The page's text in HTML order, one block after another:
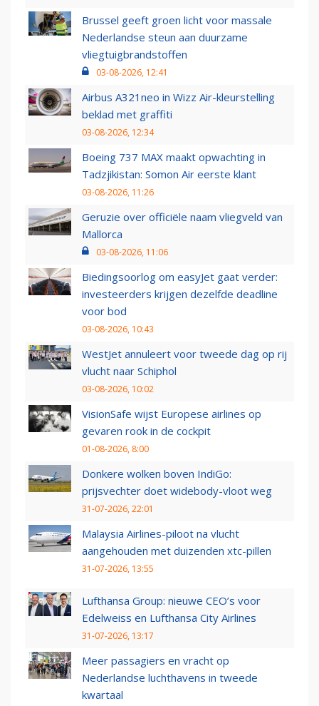
Brussel geeft groen licht voor massale
Nederlandse steun aan duurzame
vliegtuigbrandstoffen
03-08-2026, 12:41
Airbus A321neo in Wizz Air-kleurstelling
beklad met graffiti
03-08-2026, 12:34
Boeing 737 MAX maakt opwachting in
Tadzjikistan: Somon Air eerste klant
03-08-2026, 11:26
Geruzie over officiële naam vliegveld van
Mallorca
03-08-2026, 11:06
Biedingsoorlog om easyJet gaat verder:
investeerders krijgen dezelfde deadline
voor bod
03-08-2026, 10:43
WestJet annuleert voor tweede dag op rij
vlucht naar Schiphol
03-08-2026, 10:02
VisionSafe wijst Europese airlines op
gevaren rook in de cockpit
01-08-2026, 8:00
Donkere wolken boven IndiGo:
prijsvechter doet widebody-vloot weg
31-07-2026, 22:01
Malaysia Airlines-piloot na vlucht
aangehouden met duizenden xtc-pillen
31-07-2026, 13:55
Lufthansa Group: nieuwe CEO’s voor
Edelweiss en Lufthansa City Airlines
31-07-2026, 13:17
Meer passagiers en vracht op
Nederlandse luchthavens in tweede
kwartaal